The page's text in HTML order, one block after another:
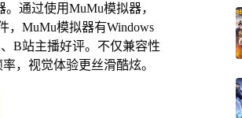
通过使用MuMu模拟器，
，MuMu模拟器有Windows
B站主播好评。不仅兼容性
，视觉体验更丝滑酷炫。